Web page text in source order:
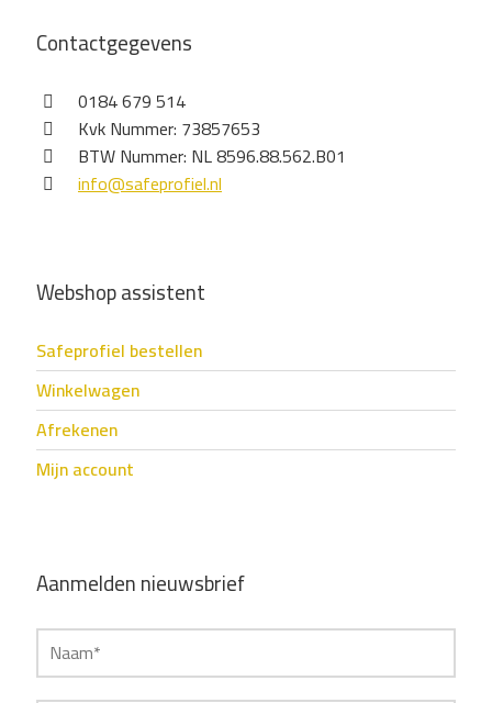
Contactgegevens
0184 679 514
Kvk Nummer: 73857653
BTW Nummer: NL 8596.88.562.B01
info@safeprofiel.nl
Webshop assistent
Safeprofiel bestellen
Winkelwagen
Afrekenen
Mijn account
Aanmelden nieuwsbrief